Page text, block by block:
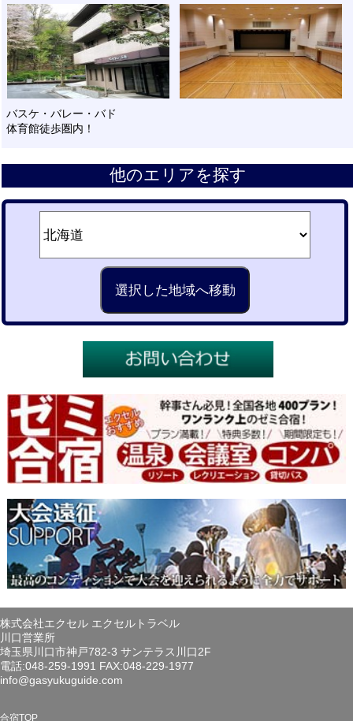
バスケ・バレー・バド
体育館徒歩圏内！
他のエリアを探す
株式会社エクセル エクセルトラベル
川口営業所
埼玉県川口市神戸782-3 サンテラス川口2F
電話:048-259-1991 FAX:048-229-1977
info@gasyukuguide.com
合宿TOP